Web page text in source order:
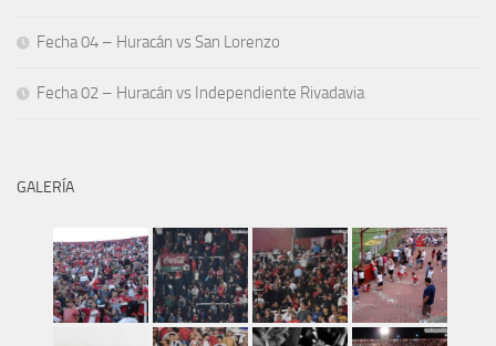
Fecha 04 – Huracán vs San Lorenzo
Fecha 02 – Huracán vs Independiente Rivadavia
GALERÍA